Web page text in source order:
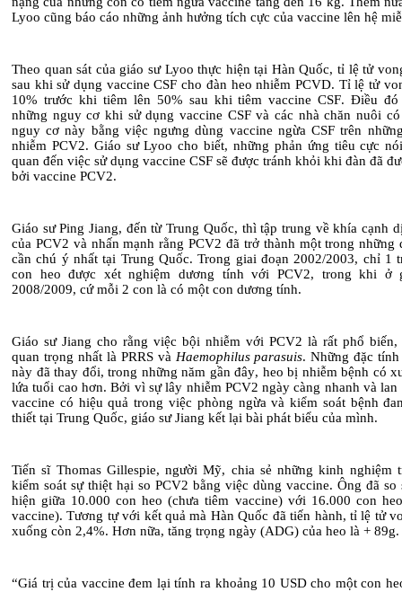
Lyoo cũng báo cáo những ảnh hưởng tích cực của vaccine lên hệ
Theo quan sát của giáo sư Lyoo thực hiện tại Hàn Quốc, tỉ lệ tử
sau khi sử dụng vaccine CSF cho đàn heo nhiễm PCVD. Tỉ lệ tử
10% trước khi tiêm lên 50% sau khi tiêm vaccine CSF. Điều đó
những nguy cơ khi sử dụng vaccine CSF và các nhàchăn nuôi
nguy cơ này bằng việc ngưng dùng vaccine ngừa CSF trên
nhiễm PCV2. Giáo sư Lyoo cho biết, những phản ứng tiêu cực
quan đến việc sử dụng vaccine CSF sẽ được tránh khỏi khi đàn đã
bởi vaccine PCV2.
Giáo sư Ping Jiang, đến từ Trung Quốc, thì tập trung về khía cạnh
của PCV2 và nhấn mạnh rằng PCV2 đã trở thành một trong những
cần chú ý nhất tại Trung Quốc. Trong giai đoạn 2002/2003, chỉ 1
con heo được xét nghiệm dương tính với PCV2, trong khi ở
2008/2009, cứ mỗi 2 con là có một con dương tính.
Giáo sư Jiang cho rằng việc bội nhiễm với PCV2 là rất phổ biến,
quan trọng nhất là PRRS và Haemophilus parasuis. Những đặc tính
này đã thay đổi, trong những năm gần đây, heo bị nhiễm bệnh có
lứa tuổi cao hơn. Bởi vì sự lây nhiễm PCV2 ngày càng nhanh và lan
vaccine có hiệu quả trong việc phòng ngừa và kiểm soát bệnh
thiết tại Trung Quốc, giáo sư Jiang kết lại bài phát biểu của mình.
Tiến sĩ Thomas Gillespie, người Mỹ, chia sẻ những kinh nghiệm
kiểm soát sự thiệt hại so PCV2 bằng việc dùng vaccine. Ông đã so
hiện giữa 10.000 con heo (chưa tiêm vaccine) với 16.000 con
vaccine). Tương tự với kết quả mà Hàn Quốc đã tiến hành, tỉ lệ tử
xuống còn 2,4%. Hơn nữa, tăng trọng ngày (ADG) của heo là + 89g.
“Giá trị của vaccine đem lại tính ra khoảng 10 USD cho một con